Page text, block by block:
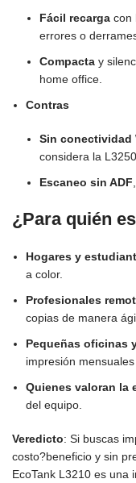
Fácil recarga con
errores o
Compacta y
home office.
Contras
Sin conectividad
considera la
Escaneo sin ADF
¿Para quién
Hogares y
a color.
Profesionales
copias de manera
Pequeñas oficinas
impresión
Quienes valoran la
del equipo.
Veredicto: Si buscas
costo?beneficio y sin
EcoTank L3210 es una